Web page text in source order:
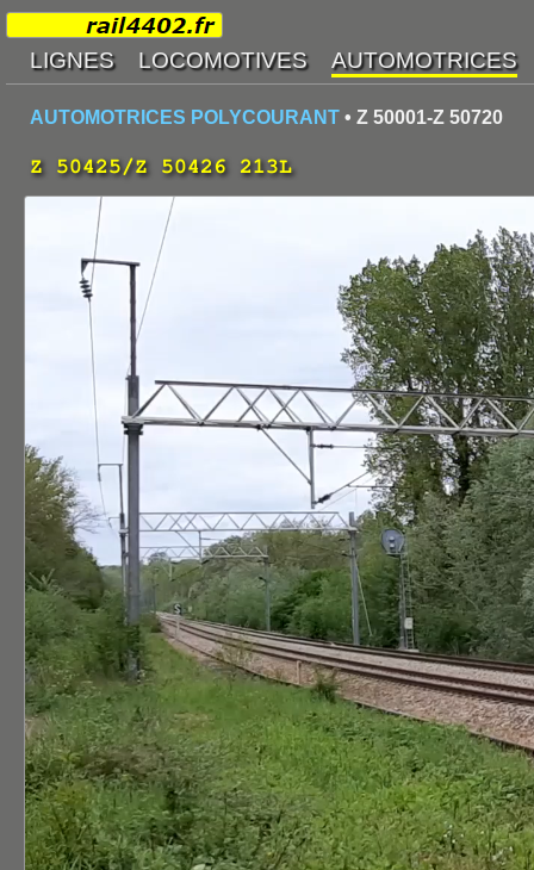
AUTOMOTRICES POLYCOURANT • Z 50001-Z 50720
Z 50425/Z 50426 213L